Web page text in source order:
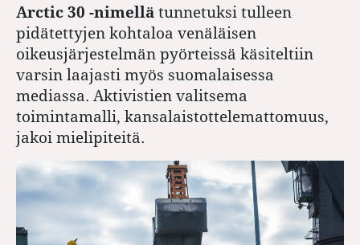
Arctic 30 -nimellä tunnetuksi tulleen
pidätettyjen kohtaloa venäläisen
oikeusjärjestelmän pyörteissä käsiteltiin
varsin laajasti myös suomalaisessa
mediassa. Aktivistien valitsema
toimintamalli, kansalaistottelemattomuus,
jakoi mielipiteitä.